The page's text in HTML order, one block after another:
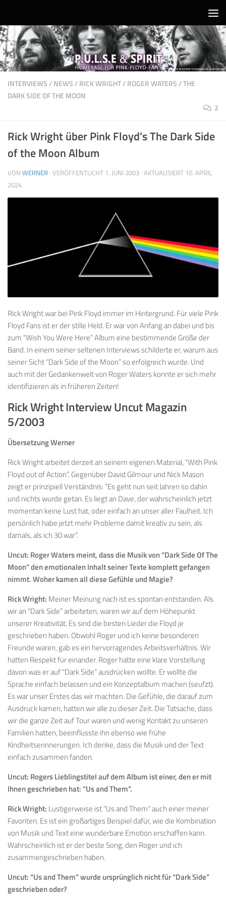
INTERVIEWS/NEWS/RICK WRIGHT/ROGER WATERS/THE
DARK SIDE OF THE MOON
2
Rick Wright über Pink Floyd’s The Dark Side
of the Moon Album
VON WERNER · VERÖFFENTLICHT 1. JUNI 2003 · AKTUALISIERT 10. APRIL
2024
Rick Wright war bei Pink Floyd immer im Hintergrund. Für viele Pink
Floyd Fans ist er der stille Held. Er war von Anfang an dabei und bis
zum “Wish You Were Here” Album eine bestimmende Größe der
Band. In einem seiner seltenen Interviews schilderte er, warum aus
seiner Sicht “Dark Side of the Moon” so erfolgreich wurde. Und
auch mit der Gedankenwelt von Roger Waters konnte er sich mehr
identifizieren als in früheren Zeiten!
Rick Wright Interview Uncut Magazin
5/2003
Übersetzung Werner
Rick Wright arbeitet derzeit an seinem eigenen Material, “With Pink
Floyd out of Action”. Gegenüber David Gilmour und Nick Mason
zeigt er prinzipiell Verständnis: “Es geht nun seit Jahren so dahin
und nichts wurde getan. Es liegt an Dave, der wahrscheinlich jetzt
momentan keine Lust hat, oder einfach an unser aller Faulheit. Ich
persönlich habe jetzt mehr Probleme damit kreativ zu sein, als
damals, als ich 30 war”.
Uncut: Roger Waters meint, dass die Musik von “Dark Side Of The
Moon” den emotionalen Inhalt seiner Texte komplett gefangen
nimmt. Woher kamen all diese Gefühle und Magie?
Rick Wright: Meiner Meinung nach ist es spontan entstanden. Als
wir an “Dark Side” arbeiteten, waren wir auf dem Höhepunkt
unserer Kreativität. Es sind die besten Lieder die Floyd je
geschrieben haben. Obwohl Roger und ich keine besonderen
Freunde waren, gab es ein hervorragendes Arbeitsverhältnis. Wir
hatten Respekt für einander. Roger hatte eine klare Vorstellung
davon was er auf “Dark Side” ausdrücken wollte. Er wollte die
Sprache einfach belassen und ein Konzeptalbum machen (seufzt).
Es war unser Erstes das wir machten. Die Gefühle, die darauf zum
Ausdruck kamen, hatten wir alle zu dieser Zeit. Die Tatsache, dass
wir die ganze Zeit auf Tour waren und wenig Kontakt zu unseren
Familien hatten, beeinflusste ihn ebenso wie frühe
Kindheitserinnerungen. Ich denke, dass die Musik und der Text
einfach zusammen fanden.
Uncut: Rogers Lieblingstitel auf dem Album ist einer, den er mit
Ihnen geschrieben hat: “Us and Them”.
Rick Wright: Lustigerweise ist “Us and Them” auch einer meiner
Favoriten. Es ist ein großartiges Beispiel dafür, wie die Kombination
von Musik und Text eine wunderbare Emotion erschaffen kann.
Wahrscheinlich ist er der beste Song, den Roger und ich
zusammengeschrieben haben.
Uncut: “Us and Them” wurde ursprünglich nicht für “Dark Side”
geschrieben oder?